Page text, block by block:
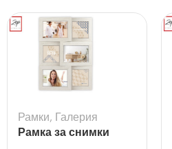
Рамки, Галерия
Рамка за снимки